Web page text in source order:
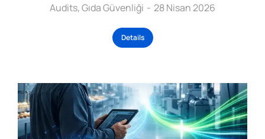
Audits,Gıda Güvenliği 28 Nisan 2026
Details